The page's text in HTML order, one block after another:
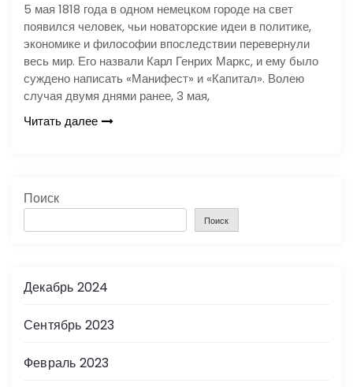
5 мая 1818 года в одном немецком городе на свет
появился человек, чьи новаторские идеи в политике,
экономике и философии впоследствии перевернули
весь мир. Его назвали Карл Генрих Маркс, и ему было
суждено написать «Манифест» и «Капитал». Волею
случая двумя днями ранее, 3 мая,
Читать далее
Поиск
Поиск
Декабрь 2024
Сентябрь 2023
Февраль 2023